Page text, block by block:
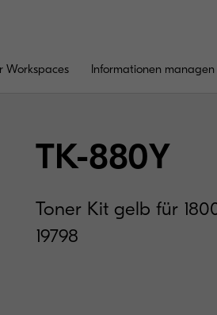
Workspaces Informationen managen
TK-880Y
Toner Kit gelb für
19798